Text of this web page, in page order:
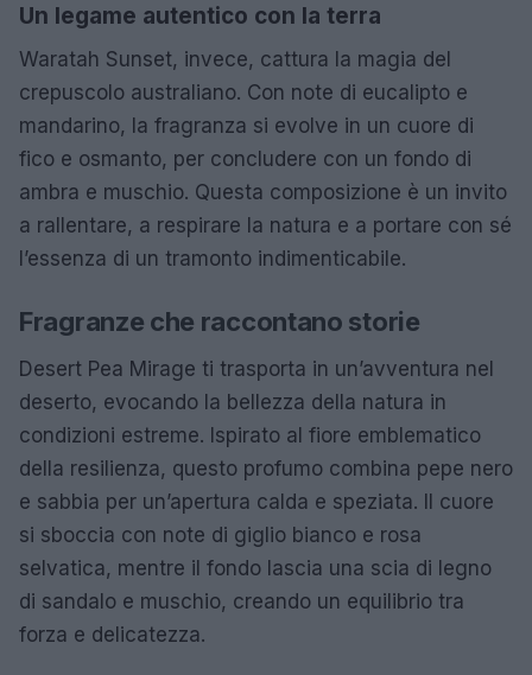
Un legame autentico con la terra
Waratah Sunset, invece, cattura la magia del
crepuscolo australiano. Con note di eucalipto e
mandarino, la fragranza si evolve in un cuore di
fico e osmanto, per concludere con un fondo di
ambra e muschio. Questa composizione è un invito
a rallentare, a respirare la natura e a portare con sé
l’essenza di un tramonto indimenticabile.
Fragranze che raccontano storie
Desert Pea Mirage ti trasporta in un’avventura nel
deserto, evocando la bellezza della natura in
condizioni estreme. Ispirato al fiore emblematico
della resilienza, questo profumo combina pepe nero
e sabbia per un’apertura calda e speziata. Il cuore
si sboccia con note di giglio bianco e rosa
selvatica, mentre il fondo lascia una scia di legno
di sandalo e muschio, creando un equilibrio tra
forza e delicatezza.